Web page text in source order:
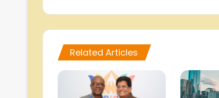
Related Articles